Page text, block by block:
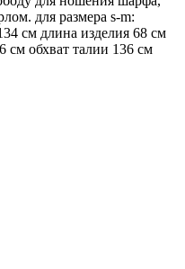
для размера s-m:
см длина изделия 68 см
см обхват талии 136 см